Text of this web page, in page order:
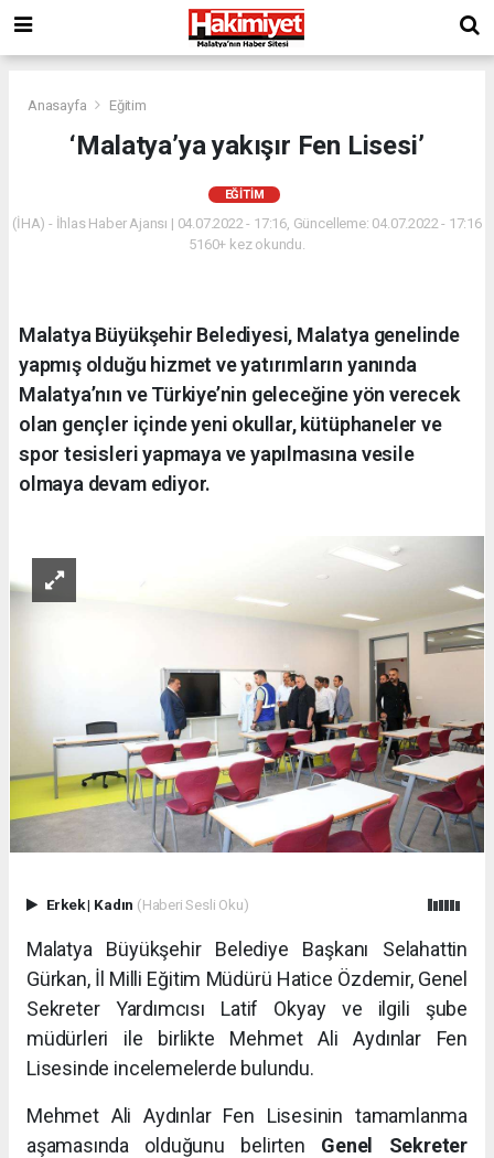
Anasayfa Eğitim
‘Malatya’ya yakışır Fen Lisesi’
EĞITIM
(İHA) - İhlas Haber Ajansı | 04.07.2022 - 17:16, Güncelleme: 04.07.2022 - 17:16
5160+ kez okundu.
Malatya Büyükşehir Belediyesi, Malatya genelinde
yapmış olduğu hizmet ve yatırımların yanında
Malatya’nın ve Türkiye’nin geleceğine yön verecek
olan gençler içinde yeni okullar, kütüphaneler ve
spor tesisleri yapmaya ve yapılmasına vesile
olmaya devam ediyor.
Erkek| Kadın (Haberi Sesli Oku)
Malatya Büyükşehir Belediye Başkanı Selahattin
Gürkan, İl Milli Eğitim Müdürü Hatice Özdemir, Genel
Sekreter Yardımcısı Latif Okyay ve ilgili şube
müdürleri ile birlikte Mehmet Ali Aydınlar Fen
Lisesinde incelemelerde bulundu.
Mehmet Ali Aydınlar Fen Lisesinin tamamlanma
aşamasında olduğunu belirten Genel Sekreter